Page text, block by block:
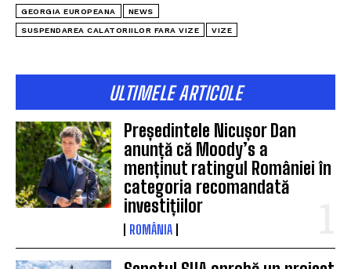
GEORGIA EUROPEANA NEWS
SUSPENDAREA CALATORIILOR FARA VIZE VIZE
ULTIMELE ARTICOLE
Președintele Nicușor Dan
anunță că Moody’s a
menținut ratingul României în
categoria recomandată
investițiilor
ROMÂNIA